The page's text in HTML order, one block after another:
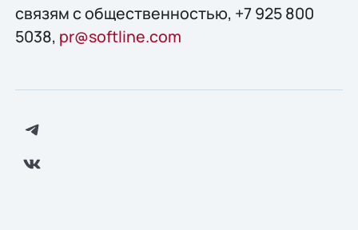
связям с общественностью, +7 925 800
5038, pr@softline.com